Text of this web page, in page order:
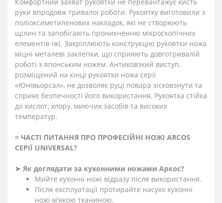
руки впродовж тривалої роботи. Рукоятку виготовили з
поліоксиметиленових накладок, які не створюють
щілин та запобігають проникненню мікроскопічних
елементів їжі. Закріплюють конструкцію рукоятки ножа
міцні металеві заклепки, що сприяють довготривалій
роботі з японським ножем. Антиковзкий виступ,
розміщений на кінці рукоятки ножа серії
«Юнівьорсал», не дозволяє руці повара зісковзнути та
сприяє безпечності його використання. Рукоятка стійка
до кислот, хлору, миючих засобів та високих
температур.
≡ ЧАСТІ ПИТАННЯ ПРО ПРОФЕСІЙНІ НОЖІ ARCOS
СЕРІЇ UNIVERSAL?
➤ Як доглядати за кухонними ножами Аркос?
Мийте кухонні ножі відразу після використання.
Після експлуатації протирайте насухо кухонні
ножі м'якою тканиною.